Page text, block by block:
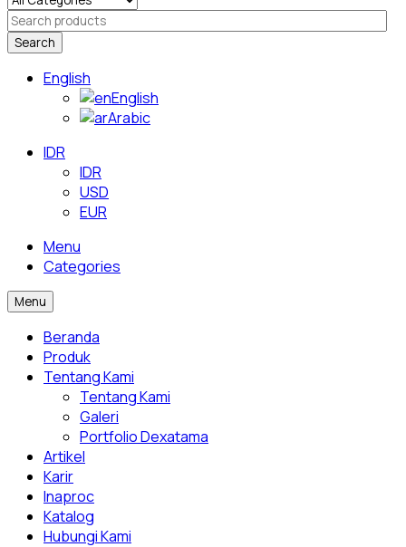
Search
English
English
Arabic
IDR
IDR
USD
EUR
Menu
Categories
Menu
Beranda
Produk
Tentang Kami
Tentang Kami
Galeri
Portfolio Dexatama
Artikel
Karir
Inaproc
Katalog
Hubungi Kami